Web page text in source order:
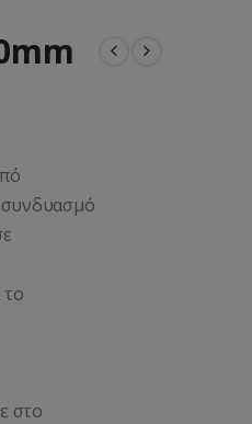
συνδυασμό
το
στο